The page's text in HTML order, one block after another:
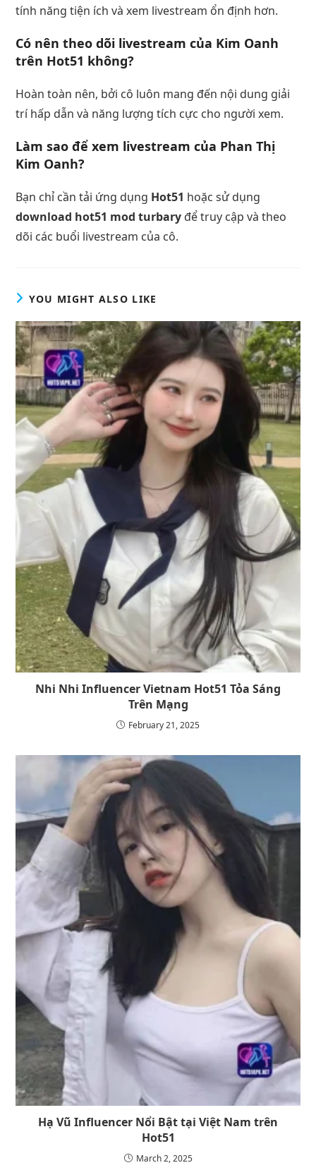
tính năng tiện ích và xem livestream ổn định hơn.
Có nên theo dõi livestream của Kim Oanh
trên Hot51 không?
Hoàn toàn nên, bởi cô luôn mang đến nội dung giải
trí hấp dẫn và năng lượng tích cực cho người xem.
Làm sao để xem livestream của Phan Thị
Kim Oanh?
Bạn chỉ cần tải ứng dụng Hot51 hoặc sử dụng
download hot51 mod turbary để truy cập và theo
dõi các buổi livestream của cô.
YOU MIGHT ALSO LIKE
Nhi Nhi Influencer Vietnam Hot51 Tỏa Sáng
Trên Mạng
February 21, 2025
Hạ Vũ Influencer Nổi Bật tại Việt Nam trên
Hot51
March 2, 2025